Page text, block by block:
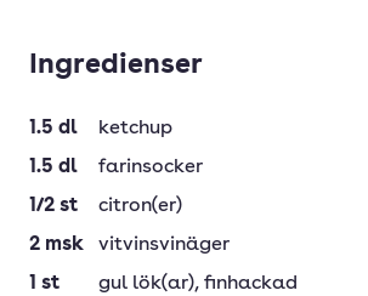
Ingredienser
1.5 dl
ketchup
1.5 dl
farinsocker
1/2 st
citron(er)
2 msk
vitvinsvinäger
1 st gul lök(ar), finhackad